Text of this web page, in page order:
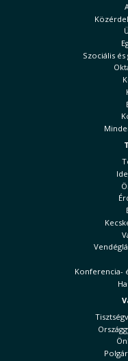
Szociális
Konferencia-